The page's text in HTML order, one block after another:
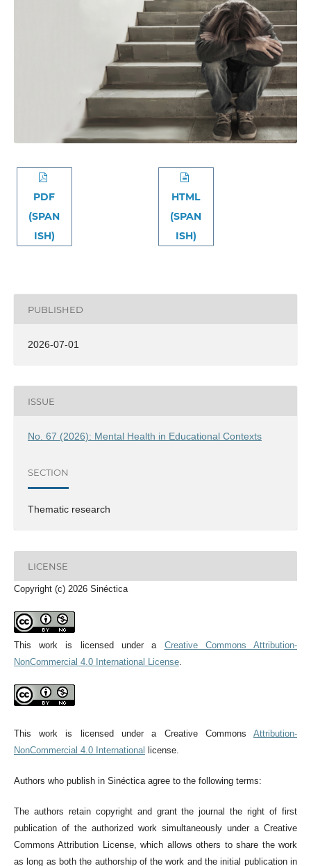
PDF
(SPAN
ISH)
HTML
(SPAN
ISH)
PUBLISHED
2026-07-01
ISSUE
No. 67 (2026): Mental Health in Educational Contexts
SECTION
Thematic research
LICENSE
Copyright (c) 2026 Sinéctica
This work is licensed under a Creative Commons Attribution-
NonCommercial 4.0 International License.
This work is licensed under a Creative CommonsAttribution-
NonCommercial 4.0 International license.
Authors who publish in Sinéctica agree to the following terms:
The authors retain copyright and grant the journal the right of first
publication of the authorized work simultaneously under a Creative
Commons Attribution License, which allows others to share the work
as long as both the authorship of the work and the initial publication in